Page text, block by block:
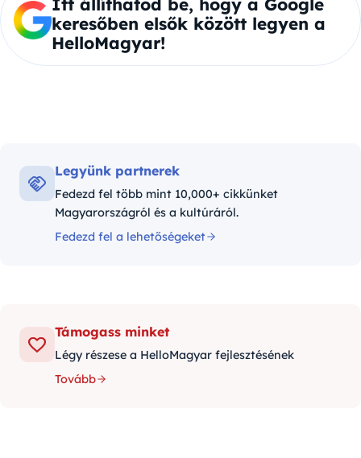
Itt állíthatod be, hogy a Google
keresőben elsők között legyen a
HelloMagyar!
Legyünk partnerek
Fedezd fel több mint 10,000+ cikkünket
Magyarországról és a kultúráról.
Fedezd fel a lehetőségeket
Támogass minket
Légy részese a HelloMagyar fejlesztésének
Tovább